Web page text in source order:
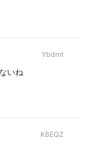
Ybdmt
いね
K8EQZ